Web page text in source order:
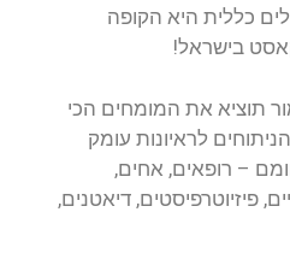
כללית היא הקופה
בישראל!
תוציא את המומחים הכי
לראיונות עומק
– רופאים, אחים,
פיזיוטרפיסטים, דיאטנים,